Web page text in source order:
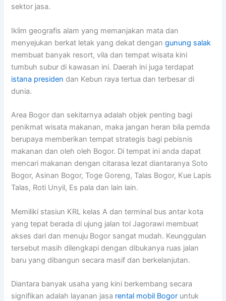
sektor jasa.
Iklim geografis alam yang memanjakan mata dan
menyejukan berkat letak yang dekat dengangunung salak
membuat banyak resort, vila dan tempat wisata kini
tumbuh subur di kawasan ini. Daerah ini juga terdapat
istana presiden dan Kebun raya tertua dan terbesar di
dunia.
Area Bogor dan sekitarnya adalah objek penting bagi
penikmat wisata makanan, maka jangan heran bila pemda
berupaya memberikan tempat strategis bagi pebisnis
makanan dan oleh oleh Bogor. Di tempat ini anda dapat
mencari makanan dengan citarasa lezat diantaranya Soto
Bogor, Asinan Bogor, Toge Goreng, Talas Bogor, Kue Lapis
Talas, Roti Unyil, Es pala dan lain lain.
Memiliki stasiun KRL kelas A dan terminal bus antar kota
yang tepat berada di ujung jalan tol Jagorawi membuat
akses dari dan menuju Bogor sangat mudah. Keunggulan
tersebut masih dilengkapi dengan dibukanya ruas jalan
baru yang dibangun secara masif dan berkelanjutan.
Diantara banyak usaha yang kini berkembang secara
signifikan adalah layanan jasa rental mobil Bogor untuk